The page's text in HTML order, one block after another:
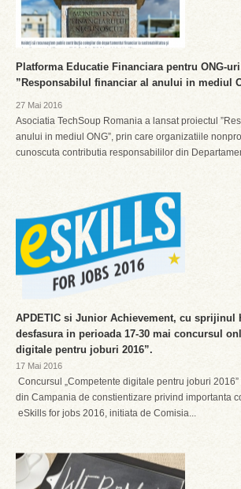
Platforma Educatie Financiara pentru ONG-
”Responsabilul financiar al anului in mediul
27 Mai 2016
Asociatia TechSoup Romania a lansat proiectul
anului in mediul ONG”, prin care organizatiile
cunoscuta contributia responsabililor din
APDETIC si Junior Achievement, cu sprijinul
desfasura in perioada 17-30 mai concursul
digitale pentru joburi 2016”.
17 Mai 2016
Concursul „Competente digitale pentru joburi
din Campania de constientizare privind importanta
eSkills for jobs 2016, initiata de Comisia...